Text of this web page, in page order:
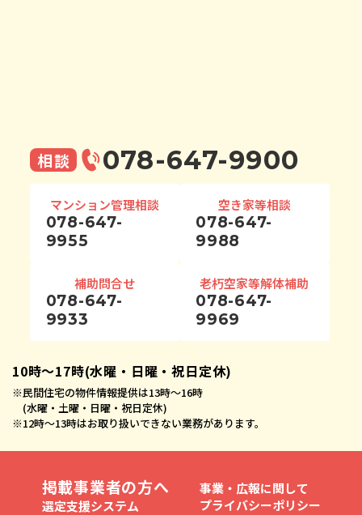
相談 078-647-9900
マンション管理相談
078-647-
9955
空き家等相談
078-647-
9988
補助問合せ
078-647-
9933
老朽空家等解体補助
078-647-
9969
10時〜17時(水曜・日曜・祝日定休)
※民間住宅の物件情報提供は13時〜16時
(水曜・土曜・日曜・祝日定休)
※12時〜13時はお取り扱いできない業務があります。
掲載事業者の方へ
選定支援システム
事業・広報に関して
プライバシーポリシー